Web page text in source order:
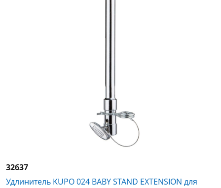
32637
Удлинитель KUPO 024 BABY STAND EXTENSION для